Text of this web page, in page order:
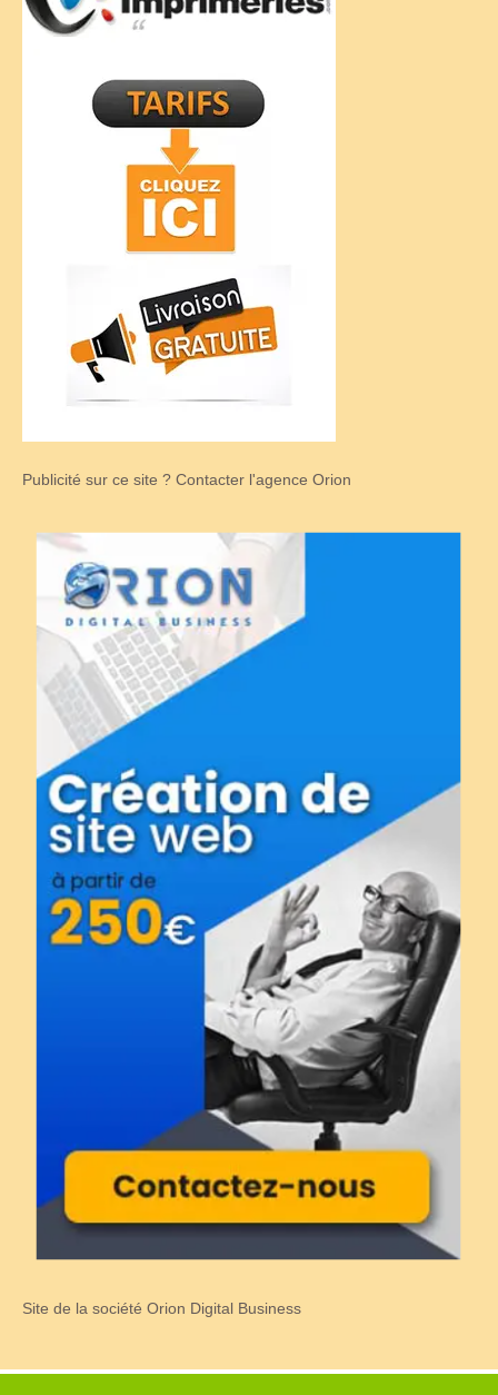
Publicité sur ce site ? Contacter l'agence Orion
Site de la société Orion Digital Business